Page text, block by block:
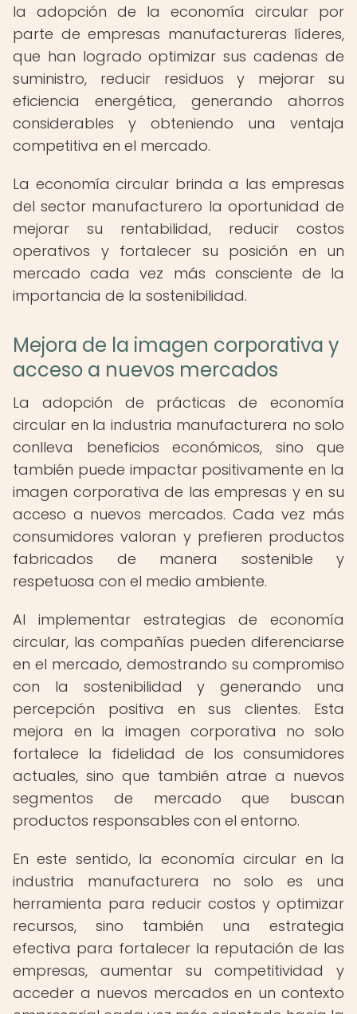
la adopción de la economía circular por
parte de empresas manufactureras líderes,
que han logrado optimizar sus cadenas de
suministro, reducir residuos y mejorar su
eficiencia energética, generando ahorros
considerables y obteniendo una ventaja
competitiva en el mercado.
La economía circular brinda a las empresas
del sector manufacturero la oportunidad de
mejorar su rentabilidad, reducir costos
operativos y fortalecer su posición en un
mercado cada vez más consciente de la
importancia de la sostenibilidad.
Mejora de la imagen corporativa y
acceso a nuevos mercados
La adopción de prácticas de economía
circular en la industria manufacturera no solo
conlleva beneficios económicos, sino que
también puede impactar positivamente en la
imagen corporativa de las empresas y en su
acceso a nuevos mercados. Cada vez más
consumidores valoran y prefieren productos
fabricados de manera sostenible y
respetuosa con el medio ambiente.
Al implementar estrategias de economía
circular, las compañías pueden diferenciarse
en el mercado, demostrando su compromiso
con la sostenibilidad y generando una
percepción positiva en sus clientes. Esta
mejora en la imagen corporativa no solo
fortalece la fidelidad de los consumidores
actuales, sino que también atrae a nuevos
segmentos de mercado que buscan
productos responsables con el entorno.
En este sentido, la economía circular en la
industria manufacturera no solo es una
herramienta para reducir costos y optimizar
recursos, sino también una estrategia
efectiva para fortalecer la reputación de las
empresas, aumentar su competitividad y
acceder a nuevos mercados en un contexto